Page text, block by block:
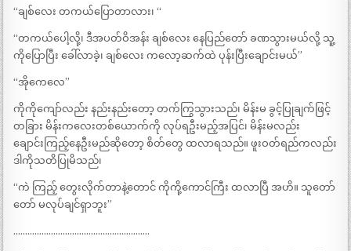
“ချစ်လေး တကယ်ပြောတာလား၊ “
“တကယ်ပေါ့လို့၊ ဒီအပတ်ဝိအန်း ချစ်လေး နေပြည်တော် ခဏသွားမယ်လို့ သူ့
ကိုပြောပြီး ခေါ်လာခဲ့၊ ချစ်လေး ကလော့ဆက်ထဲ ပုန်းပြီးချောင်းမယ်”
“အိုကေလေ”
ကိုကိုကျော်လည်း နည်းနည်းတော့ တက်ကြွသွားသည်၊ မိန်းမ ခွင့်ပြုချက်ဖြင့်
တခြား မိန်းကလေးတစ်ယောက်ကို လုပ်ရဦးမည့်အပြင်၊ မိန်းမလည်း
ချောင်းကြည့်နေဦးမည်ဆိုတော့ စိတ်တွေ ထလာရသည်။ ဖူးဝတ်ရည်ကလည်း
ဒါကိုသတိပြုမိသည်၊
“ကဲ ကြည့် တွေးလိုက်တာနဲ့တောင် ကိုကို့ကောင်ကြီး ထလာပြီ အဟိ။ သူတော်
တော် မလုပ်ချင်ရှာဘူး”
………………………………………………….